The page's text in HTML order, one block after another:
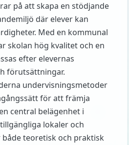
på att skapa en stödjande
där elever kan
Med en kommunal
skolan hög kvalitet och en
efter elevernas
förutsättningar.
undervisningsmetoder
för att främja
central belägenhet i
lokaler och
teoretisk och praktisk